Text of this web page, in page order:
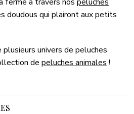
doudous qui plairont aux petits
univers de peluches
de peluches animales!